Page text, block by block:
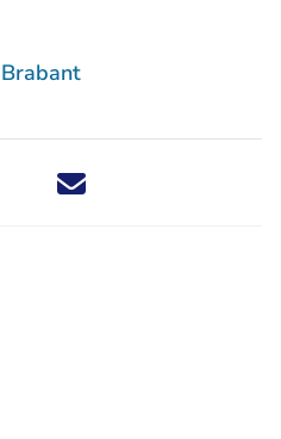
Deel dit nieuwsbericht via X -
Deel dit nieuwsbericht via
Deel dit nieuwsbericht
Deel dit